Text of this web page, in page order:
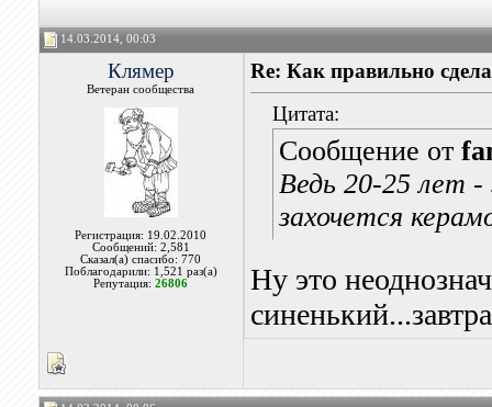
14.03.2014, 00:03
Клямер
Ветеран сообщества
Регистрация: 19.02.2010
Сообщений: 2,581
Сказал(а) спасибо: 770
Поблагодарили: 1,521 раз(а)
Репутация:26806
Re: Как правильно
Цитата:
Сообщение от
Ведь 20-25 лет
захочется
Ну это